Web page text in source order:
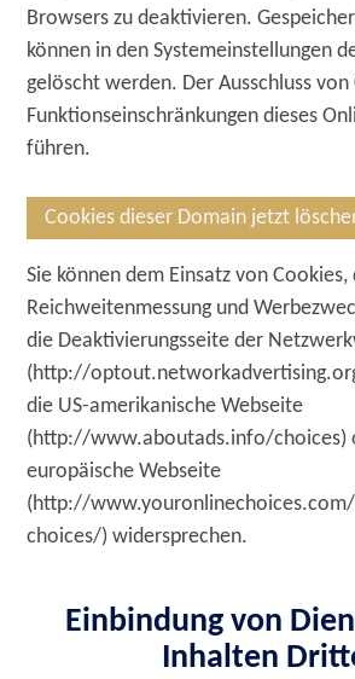
Browsers zu deaktivieren.
können in den Systemeinstellungen
gelöscht werden. Der Ausschluss von
Funktionseinschränkungen dieses
führen.
Cookies dieser Domain jetzt
Sie können dem Einsatz von Cookies,
Reichweitenmessung und
die Deaktivierungsseite der
(http://
die US-amerikanische Webseite
(http://www.aboutads.info/choices)
europäische Webseite
(http://
choices/) widersprechen.
Einbindung von
Inhalten